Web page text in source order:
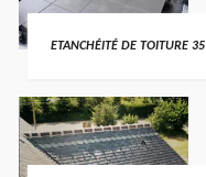
ETANCHÉITÉ DE TOITURE 35